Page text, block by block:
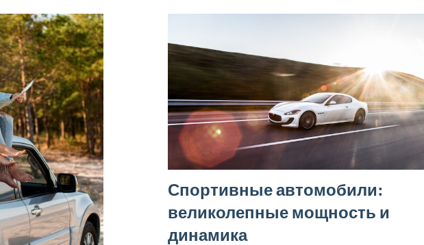
Спортивные автомобили:
великолепные мощность и
динамика